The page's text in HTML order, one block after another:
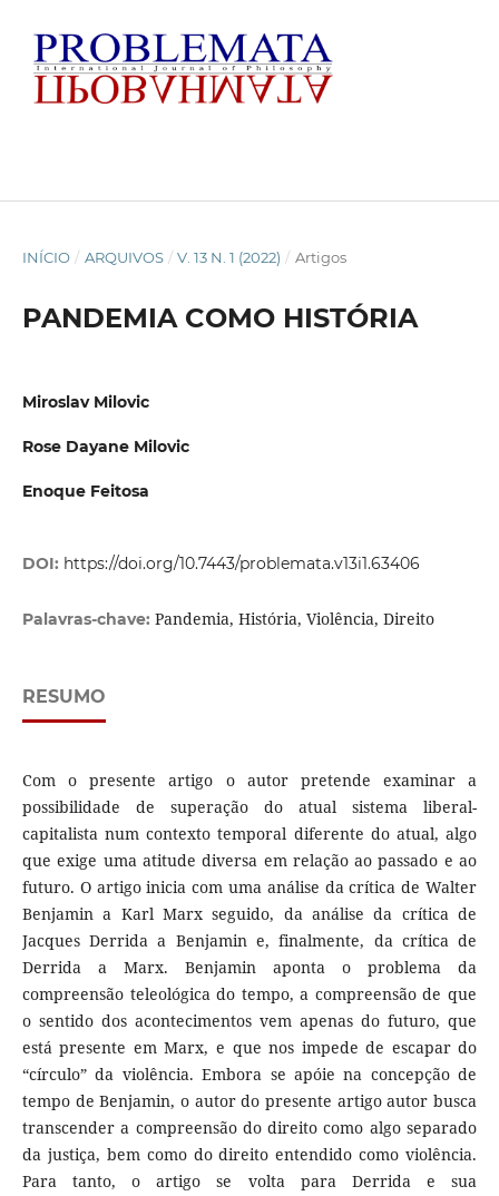
INÍCIO / ARQUIVOS / V. 13 N. 1 (2022) / Artigos
PANDEMIA COMO HISTÓRIA
Miroslav Milovic
Rose Dayane Milovic
Enoque Feitosa
DOI: https://doi.org/10.7443/problemata.v13i1.63406
Palavras-chave: Pandemia, História, Violência, Direito
RESUMO
Com o presente artigo o autor pretende examinar a
possibilidade de superação do atual sistema liberal-
capitalista num contexto temporal diferente do atual, algo
que exige uma atitude diversa em relação ao passado e ao
futuro. O artigo inicia com uma análise da crítica de Walter
Benjamin a Karl Marx seguido, da análise da crítica de
Jacques Derrida a Benjamin e, finalmente, da crítica de
Derrida a Marx. Benjamin aponta o problema da
compreensão teleológica do tempo, a compreensão de que
o sentido dos acontecimentos vem apenas do futuro, que
está presente em Marx, e que nos impede de escapar do
“círculo” da violência. Embora se apóie na concepção de
tempo de Benjamin, o autor do presente artigo autor busca
transcender a compreensão do direito como algo separado
da justiça, bem como do direito entendido como violência.
Para tanto, o artigo se volta para Derrida e sua